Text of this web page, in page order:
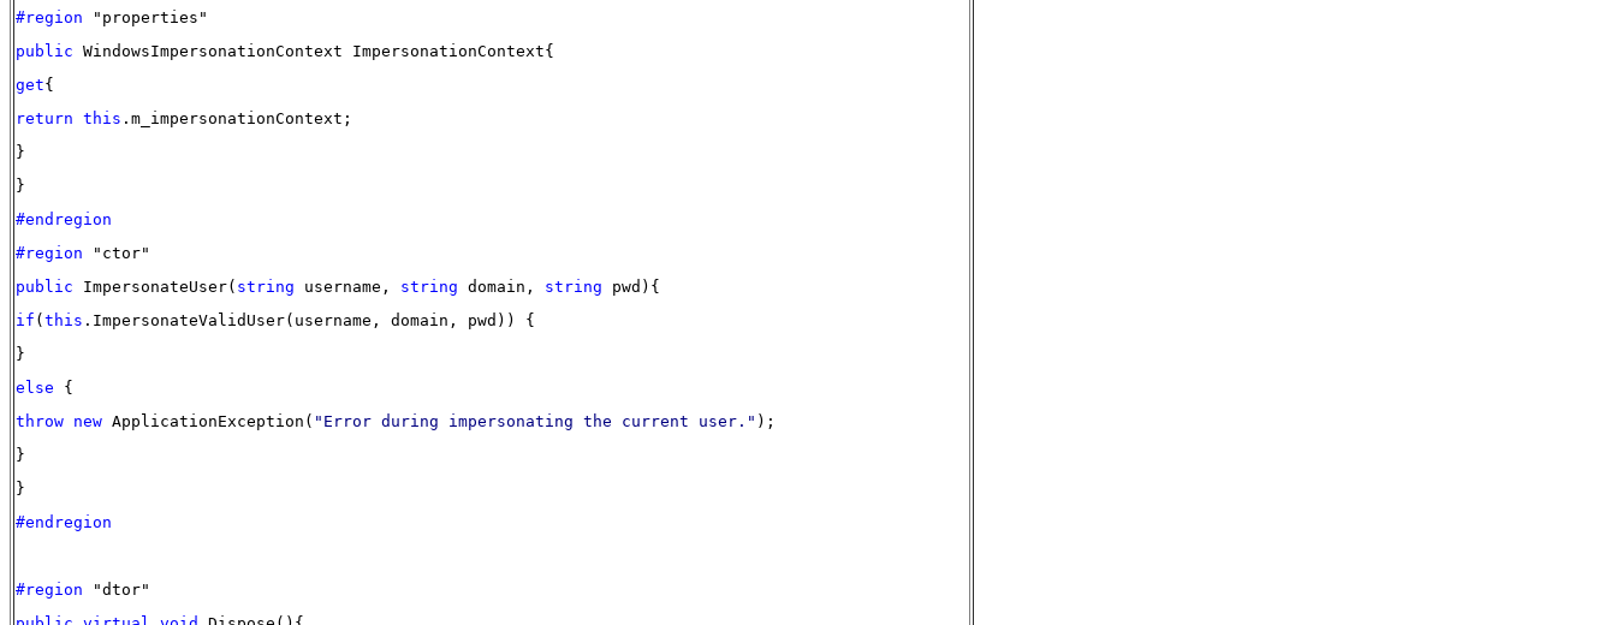
#region "properties"
public WindowsImpersonationContext ImpersonationContext{
get{
return this .m_impersonationContext;
}
}
#endregion
#region "ctor"
public ImpersonateUser( string username, string domain, string pwd){
if (this .ImpersonateValidUser(username, domain, pwd)) {
}
else {
throw new ApplicationException( "Error during impersonating the current user." );
}
}
#endregion
#region "dtor"